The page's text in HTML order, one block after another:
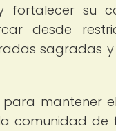
su
desde
sagradas
para mantener
comunidad de